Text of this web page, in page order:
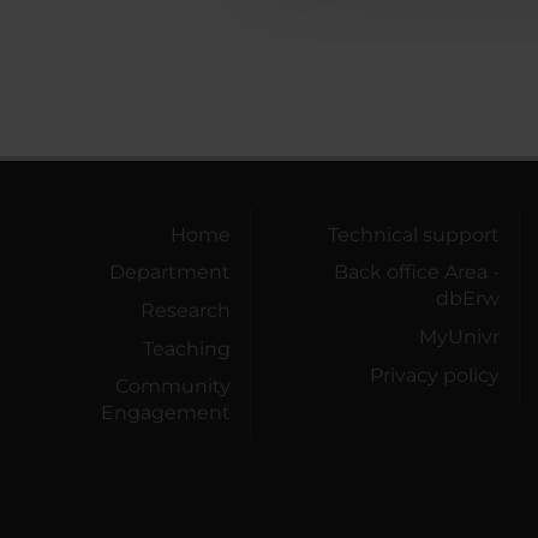
Home
Department
Research
Teaching
Community
Engagement
Technical support
Back office Area -
dbErw
MyUnivr
Privacy policy